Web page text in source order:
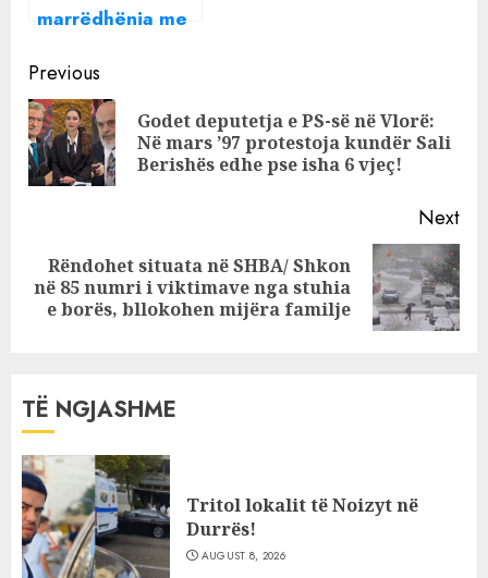
marrëdhënia me
Yuri Kim? Ilir
Meta habit me
përgjigjen
Continue
Reading
Previous
Godet deputetja e PS-së në Vlorë:
Në mars ’97 protestoja kundër Sali
Berishës edhe pse isha 6 vjeç!
Next
Next
post:
Rëndohet situata në SHBA/ Shkon
në 85 numri i viktimave nga stuhia
e borës, bllokohen mijëra familje
TË NGJASHME
Tritol lokalit të Noizyt në
Durrës!
AUGUST 8, 2026